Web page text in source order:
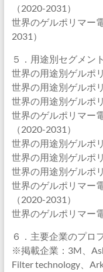
（2020-2031）
世界のゲルポリマー
2031）
５．用途別セグメント
世界の用途別ゲルポ
世界の用途別ゲルポ
世界の用途別ゲルポ
世界のゲルポリマー
（2020-2031）
世界の用途別ゲルポ
世界の用途別ゲルポ
世界の用途別ゲルポ
世界のゲルポリマー
（2020-2031）
世界のゲルポリマー
６．主要企業のプロ
※掲載企業：3M、
Filter technology、